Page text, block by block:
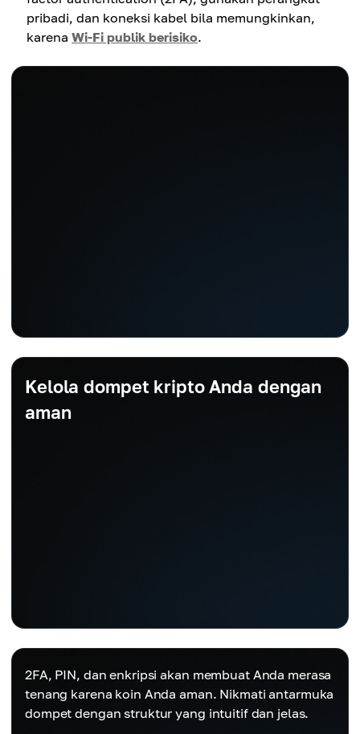
pribadi, dan koneksi kabel bila memungkinkan,
karena Wi-Fi publik berisiko.
Kelola dompet kripto Anda dengan
aman
2FA, PIN, dan enkripsi akan membuat Anda merasa
tenang karena koin Anda aman. Nikmati antarmuka
dompet dengan struktur yang intuitif dan jelas.